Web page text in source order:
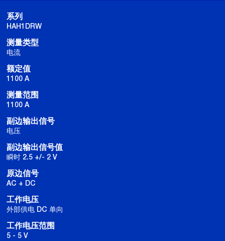
系列
HAH1DRW
测量类型
电流
额定值
1100 A
测量范围
1100 A
副边输出信号
电压
副边输出信号值
瞬时 2.5 +/- 2 V
原边信号
AC + DC
工作电压
外部供电 DC 单向
工作电压范围
5 - 5 V